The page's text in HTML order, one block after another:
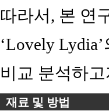
따라서, 본 연
‘Lovely
비교 분석하
재료 및 방법